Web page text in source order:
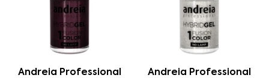
Andreia Professional Andreia Professional